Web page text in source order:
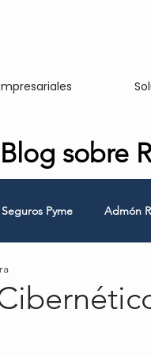
Blog sobre
Seguros Pyme Admón
Responsabilidad Civil